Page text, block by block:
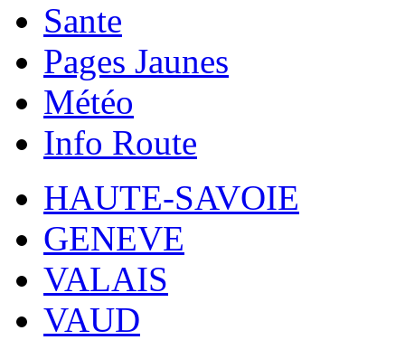
Sante
Pages Jaunes
Météo
Info Route
HAUTE-SAVOIE
GENEVE
VALAIS
VAUD